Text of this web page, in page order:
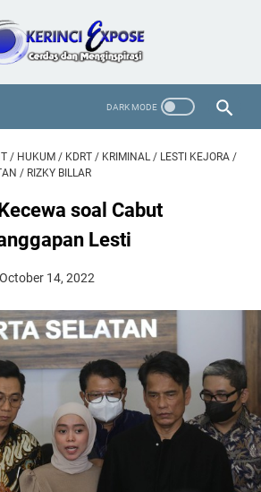
/ HUKUM / KDRT / KRIMINAL / LESTI KEJORA /
/ RIZKY BILLAR
soal Cabut
Lesti
October 14, 2022